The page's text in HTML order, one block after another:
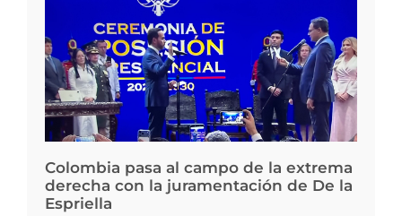
Colombia pasa al campo de la extrema
derecha con la juramentación de De la
Espriella